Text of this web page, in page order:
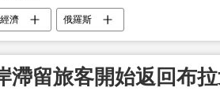
經濟 俄羅斯
滯留旅客開始返回布